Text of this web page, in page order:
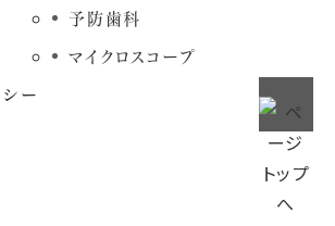
ー
予防歯科
マイクロスコープ